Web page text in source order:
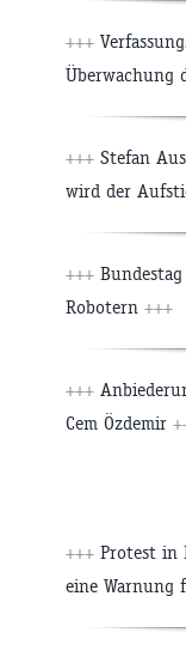
+++
Überwachung
+++ Stefan
wird der
+++
Robotern +++
+++
Cem Özdemir
+++ Protest in
eine Warnung